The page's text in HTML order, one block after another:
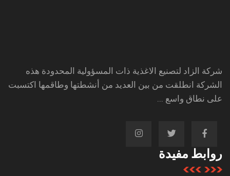
شركة الزاد لتصنيع الاغذية ذات المسؤولية المحدودة هذه
الشركة انطلقت من بين العديد من أنشطتها وطاقمها اكتسبت
على نطاق واسع ...
روابط مفيدة